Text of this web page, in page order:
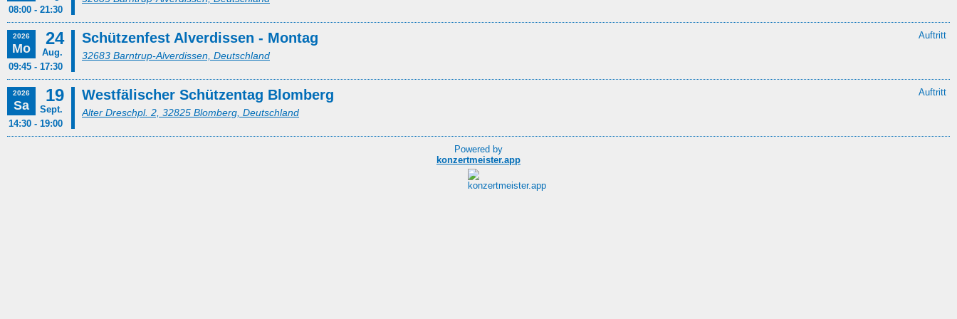
08:00 - 21:30
2026
Mo
24
Aug.
09:45 - 17:30
Schützenfest Alverdissen - Montag Auftritt
32683 Barntrup-Alverdissen, Deutschland
2026
Sa
19
Sept.
14:30 - 19:00
Westfälischer Schützentag Blomberg Auftritt
Alter Dreschpl. 2, 32825 Blomberg, Deutschland
Powered by
konzertmeister.app